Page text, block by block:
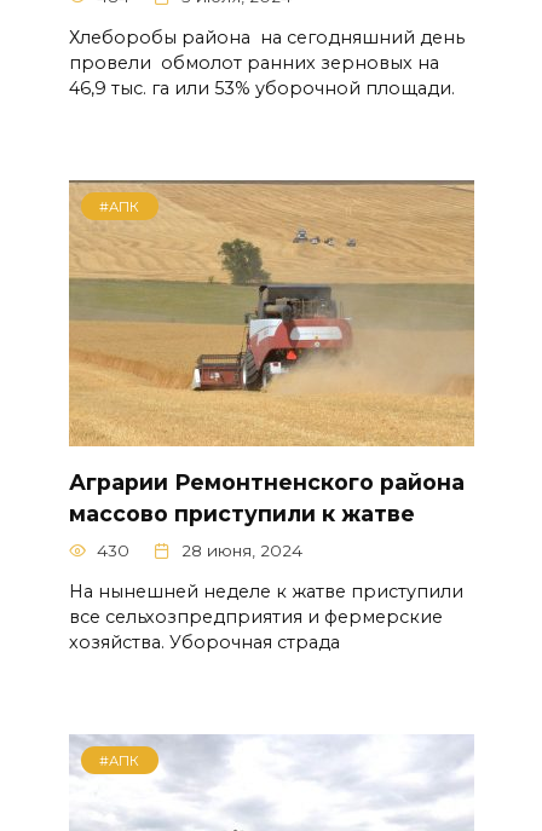
Хлеборобы района на сегодняшний день
провели обмолот ранних зерновых на
46,9 тыс. га или 53% уборочной площади.
#АПК
Аграрии Ремонтненского района
массово приступили к жатве
430 28 июня, 2024
На нынешней неделе к жатве приступили
все сельхозпредприятия и фермерские
хозяйства. Уборочная страда
#АПК